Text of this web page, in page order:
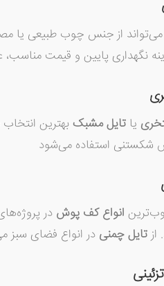
می‌تواند از جنس چوب طبیعی یا
نگهداری پایین و قیمت مناسب،
یا تایل مشبکبهترین
شکستنی استفاده می‌شود
انواع کف پوش‌ در
تایل چمنی در انواع فضای سبز